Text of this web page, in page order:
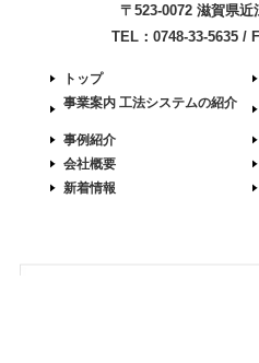
〒523-0072 滋賀県近
TEL：0748-33-5635 /
トップ
事業案内 工法システムの紹介
事例紹介
会社概要
新着情報